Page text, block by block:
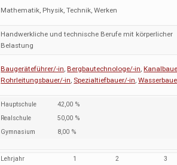
Mathematik, Physik, Technik, Werken
Handwerkliche und technische Berufe mit körperlicher
Belastung
Baugeräteführer/-in,Bergbautechnologe/-in,
Rohrleitungsbauer/-in, Spezialtiefbauer/-in,
Hauptschule
42,00 %
Realschule
50,00 %
Gymnasium
8,00 %
Lehrjahr 1 2
3